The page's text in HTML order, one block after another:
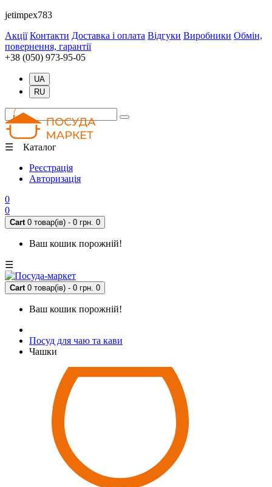
jetimpex783
Акції Контакти Доставка і оплата Відгуки Виробники Обмін,
повернення, гарантії
+38 (050) 973-95-05
UA
RU
☰ Каталог
Реєстрація
Авторизація
0
0
Cart 0 товар(ів) - 0 грн. 0
Ваш кошик порожній!
☰
Cart 0 товар(ів) - 0 грн. 0
Ваш кошик порожній!
Посуд для чаю та кави
Чашки